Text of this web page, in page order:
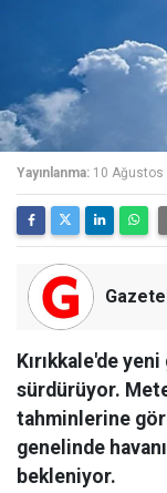
Yayınlanma: 10 Ağustos
Kırıkkale'de
sürdürüyor.
tahminlerine
genelinde
bekleniyor.